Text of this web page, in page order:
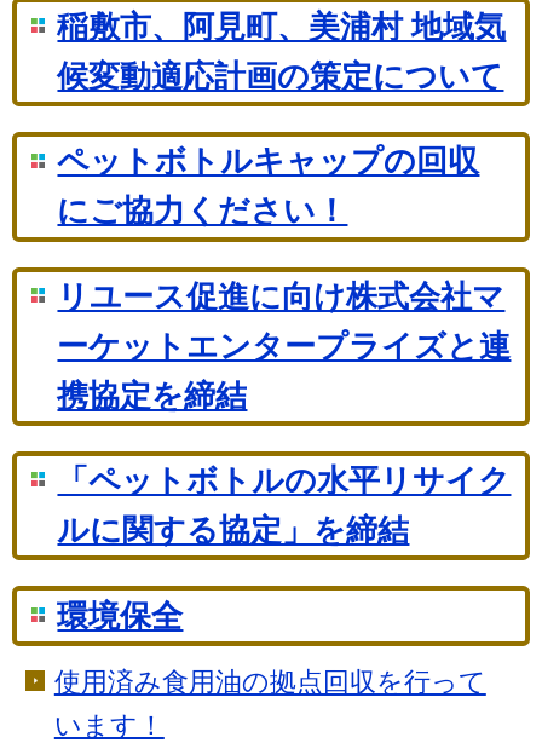
稲敷市、阿見町、美浦村 地域気
候変動適応計画の策定について
ペットボトルキャップの回収
にご協力ください！
リユース促進に向け株式会社マ
ーケットエンタープライズと連
携協定を締結
「ペットボトルの水平リサイク
ルに関する協定」を締結
環境保全
使用済み食用油の拠点回収を行って
います！